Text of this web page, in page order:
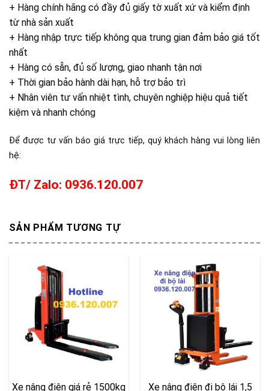
+ Hàng chính hãng có đầy đủ giấy tờ xuất xứ và kiểm định
từ nhà sản xuất
+ Hàng nhập trực tiếp không qua trung gian đảm bảo giá tốt
nhất
+ Hàng có sẵn, đủ số lượng, giao nhanh tận nơi
+ Thời gian bảo hành dài hạn, hỗ trợ bảo trì
+ Nhân viên tư vấn nhiệt tình, chuyên nghiệp hiệu quả tiết
kiệm và nhanh chóng
Để được tư vấn báo giá trực tiếp, quý khách hàng vui lòng liên
hệ:
ĐT/ Zalo: 0936.120.007
SẢN PHẨM TƯƠNG TỰ
Xe nâng điện giá rẻ 1500kg
Xe nâng điện đi bộ lái 1,5